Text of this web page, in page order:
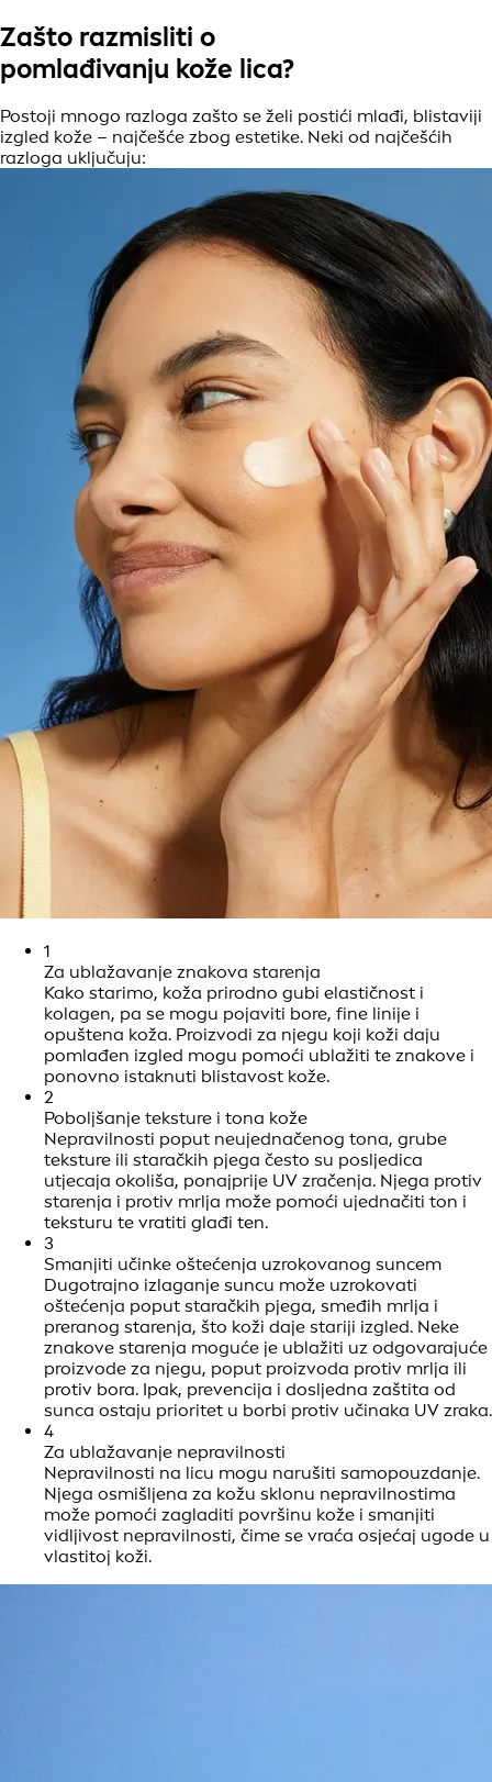
Zašto razmisliti o
pomlađivanju kože lica?
Postoji mnogo razloga zašto se želi postići mlađi, blistaviji
izgled kože – najčešće zbog estetike. Neki od najčešćih
razloga uključuju:
1
Za ublažavanje znakova starenja
Kako starimo, koža prirodno gubi elastičnost i
kolagen, pa se mogu pojaviti bore, fine linije i
opuštena koža. Proizvodi za njegu koji koži daju
pomlađen izgled mogu pomoći ublažiti te znakove i
ponovno istaknuti blistavost kože.
2
Poboljšanje teksture i tona kože
Nepravilnosti poput neujednačenog tona, grube
teksture ili staračkih pjega često su posljedica
utjecaja okoliša, ponajprije UV zračenja. Njega protiv
starenja i protiv mrlja može pomoći ujednačiti ton i
teksturu te vratiti glađi ten.
3
Smanjiti učinke oštećenja uzrokovanog suncem
Dugotrajno izlaganje suncu može uzrokovati
oštećenja poput staračkih pjega, smeđih mrlja i
preranog starenja, što koži daje stariji izgled. Neke
znakove starenja moguće je ublažiti uz odgovarajuće
proizvode za njegu, poput proizvoda protiv mrlja ili
protiv bora. Ipak, prevencija i dosljedna zaštita od
sunca ostaju prioritet u borbi protiv učinaka UV zraka.
4
Za ublažavanje nepravilnosti
Nepravilnosti na licu mogu narušiti samopouzdanje.
Njega osmišljena za kožu sklonu nepravilnostima
može pomoći zagladiti površinu kože i smanjiti
vidljivost nepravilnosti, čime se vraća osjećaj ugode u
vlastitoj koži.